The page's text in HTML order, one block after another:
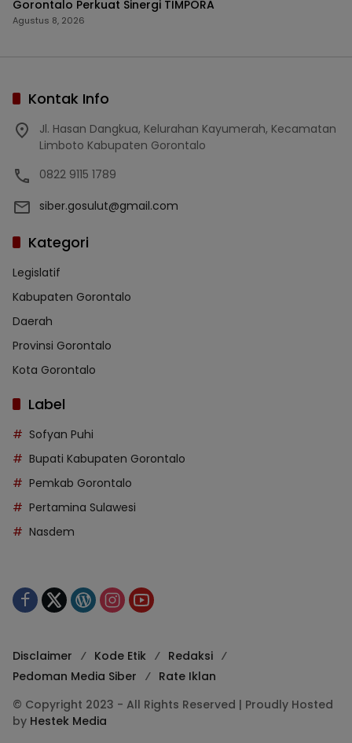
Gorontalo Perkuat Sinergi TIMPORA
Agustus 8, 2026
Kontak Info
Jl. Hasan Dangkua, Kelurahan Kayumerah, Kecamatan
Limboto Kabupaten Gorontalo
0822 9115 1789
siber.gosulut@gmail.com
Kategori
Legislatif
Kabupaten Gorontalo
Daerah
Provinsi Gorontalo
Kota Gorontalo
Label
Sofyan Puhi
Bupati Kabupaten Gorontalo
Pemkab Gorontalo
Pertamina Sulawesi
Nasdem
Disclaimer Kode Etik
Redaksi
Pedoman Media Siber
Rate Iklan
© Copyright 2023 - All Rights Reserved | Proudly Hosted
by Hestek Media